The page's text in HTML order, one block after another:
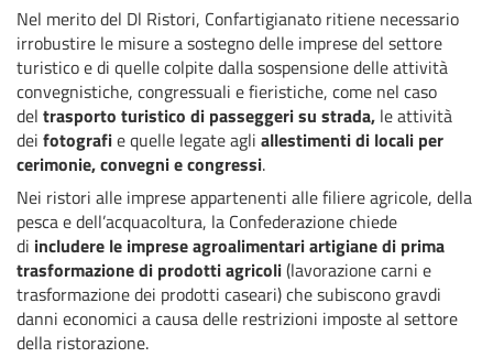
Nel merito del Dl Ristori, Confartigianato ritiene necessario
irrobustire le misure a sostegno delle imprese del settore
turistico e di quelle colpite dalla sospensione delle attività
convegnistiche, congressuali e fieristiche, come nel caso
del trasporto turistico di passeggeri su strada, le attività
dei fotografie quelle legate agli allestimenti di locali per
cerimonie, convegni e congressi.
Nei ristori alle imprese appartenenti alle filiere agricole, della
pesca e dell’acquacoltura, la Confederazione chiede
di includere le imprese agroalimentari artigiane di prima
trasformazione di prodotti agricoli(lavorazione carni e
trasformazione dei prodotti caseari) che subiscono gravdi
danni economici a causa delle restrizioni imposte al settore
della ristorazione.